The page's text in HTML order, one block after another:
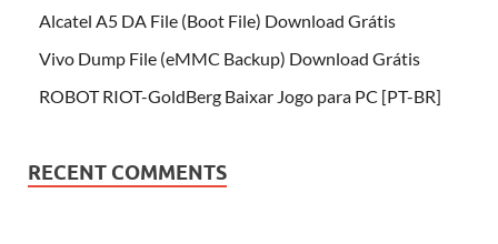
Alcatel A5 DA File (Boot File) Download Grátis
Vivo Dump File (eMMC Backup) Download Grátis
ROBOT RIOT-GoldBerg Baixar Jogo para PC [PT-BR]
RECENT COMMENTS